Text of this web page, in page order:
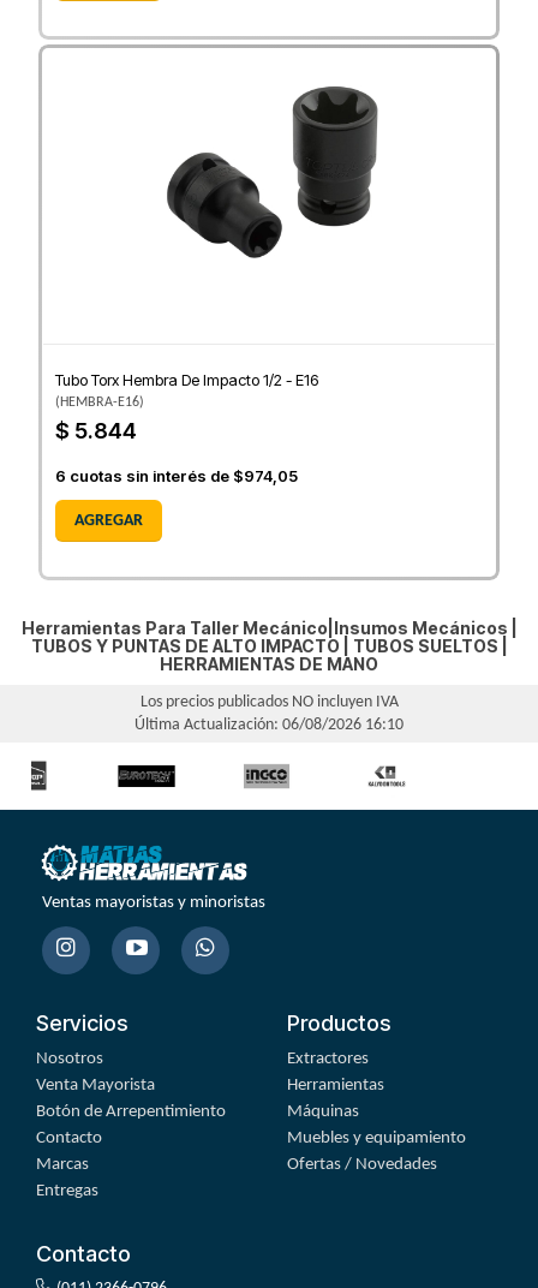
Tubo Torx Hembra De Impacto 1/2 - E16
(HEMBRA-E16)
$ 5.844
6 cuotas sin interés de $974,05
AGREGAR
Herramientas Para Taller Mecánico|Insumos Mecánicos |
TUBOS Y PUNTAS DE ALTO IMPACTO
TUBOS SUELTOS
HERRAMIENTAS DE MANO
Los precios publicados NO incluyen IVA
Última Actualización: 06/08/2026 16:10
Ventas mayoristas y minoristas
Servicios
Nosotros
Venta Mayorista
Botón de Arrepentimiento
Contacto
Marcas
Entregas
Productos
Extractores
Herramientas
Máquinas
Muebles y equipamiento
Ofertas / Novedades
Contacto